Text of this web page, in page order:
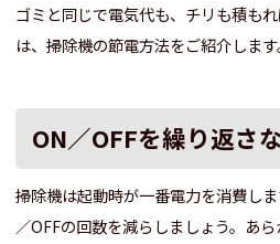
ゴミと同じで電気代も、チリも積も
は、掃除機の節電方法をご紹介します
ON／OFFを繰り返さ
掃除機は起動時が一番電力を消費し
／OFFの回数を減らしましょう。あ